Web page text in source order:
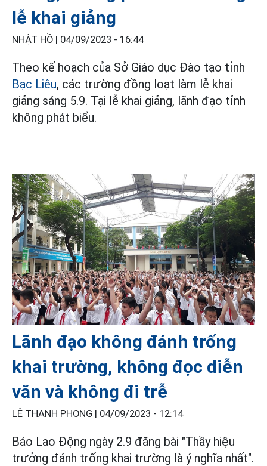
lễ khai giảng
NHẬT HỒ | 04/09/2023 - 16:44
Theo kế hoạch của Sở Giáo dục Đào tạo tỉnh
Bạc Liêu, các trường đồng loạt làm lễ khai
giảng sáng 5.9. Tại lễ khai giảng, lãnh đạo tỉnh
không phát biểu.
Lãnh đạo không đánh trống
khai trường, không đọc diễn
văn và không đi trễ
LÊ THANH PHONG | 04/09/2023 - 12:14
Báo Lao Động ngày 2.9 đăng bài "Thầy hiệu
trưởng đánh trống khai trường là ý nghĩa nhất".